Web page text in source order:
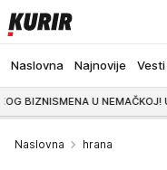
Naslovna Najnovije Vesti
U NEMAČKOJ!
Naslovna hrana